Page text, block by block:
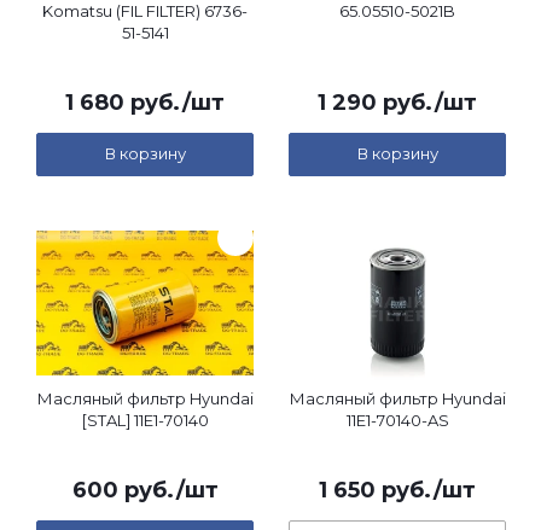
Komatsu (FIL FILTER) 6736-
51-5141
1 680 руб./шт
В корзину
65.05510-5021B
1 290 руб./шт
В корзину
Масляный фильтр Hyundai
[STAL] 11E1-70140
600 руб./шт
Масляный фильтр Hyundai
11E1-70140-AS
1 650 руб./шт